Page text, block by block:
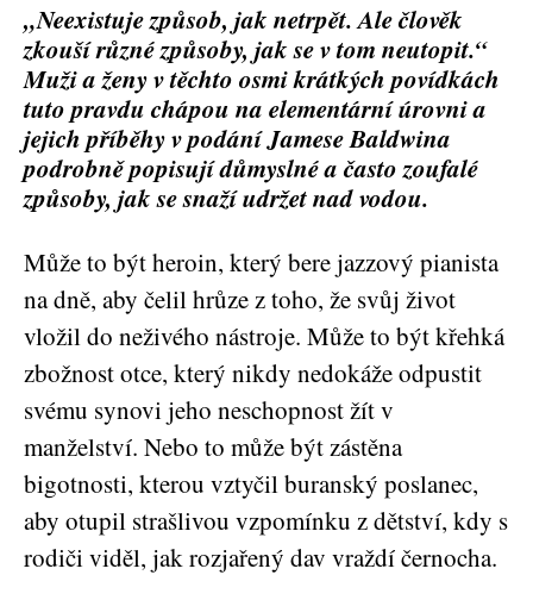
„Neexistuje způsob, jak netrpět. Ale člověk
zkouší různé způsoby, jak se v tom neutopit.“
Muži a ženy v těchto osmi krátkých povídkách
tuto pravdu chápou na elementární úrovni a
jejich příběhy v podání Jamese Baldwina
podrobně popisují důmyslné a často zoufalé
způsoby, jak se snaží udržet nad vodou.
Může to být heroin, který bere jazzový pianista
na dně, aby čelil hrůze z toho, že svůj život
vložil do neživého nástroje. Může to být křehká
zbožnost otce, který nikdy nedokáže odpustit
svému synovi jeho neschopnost žít v
manželství. Nebo to může být zástěna
bigotnosti, kterou vztyčil buranský poslanec,
aby otupil strašlivou vzpomínku z dětství, kdy s
rodiči viděl, jak rozjařený dav vraždí černocha.